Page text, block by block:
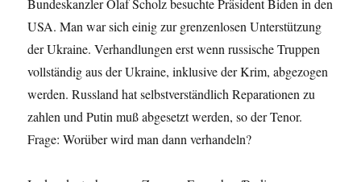
Bundeskanzler Olaf Scholz besuchte Präsident Biden in den
USA. Man war sich einig zur grenzenlosen Unterstützung
der Ukraine. Verhandlungen erst wenn russische Truppen
vollständig aus der Ukraine, inklusive der Krim, abgezogen
werden. Russland hat selbstverständlich Reparationen zu
zahlen und Putin muß abgesetzt werden, so der Tenor.
Frage: Worüber wird man dann verhandeln?